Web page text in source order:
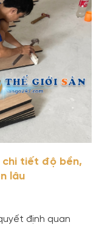
chi tiết độ bền,
lâu
định quan